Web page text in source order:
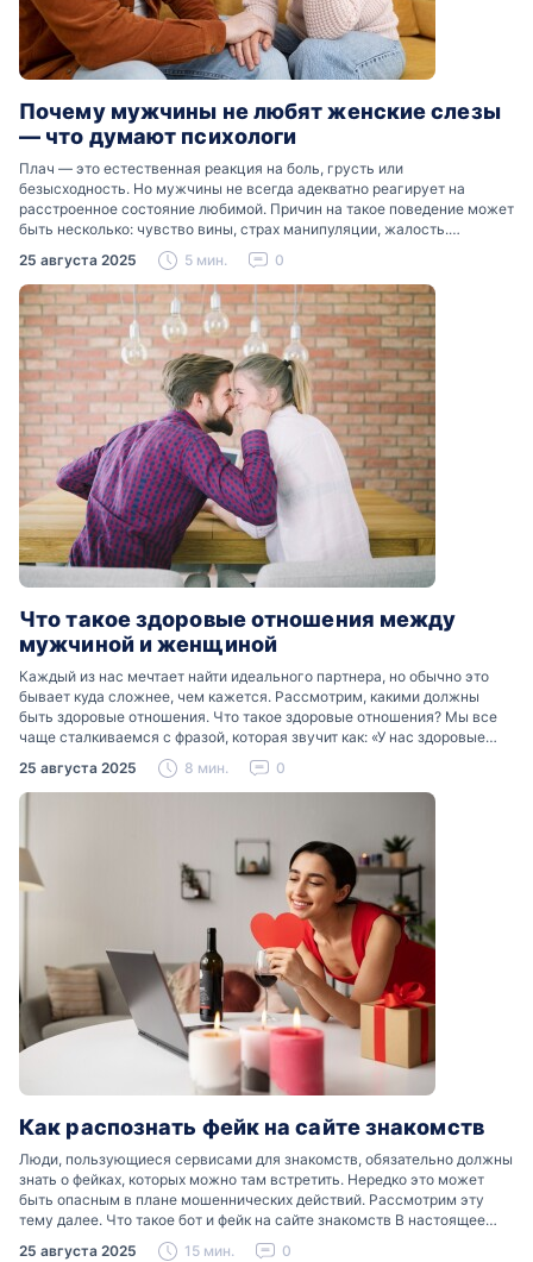
Почему мужчины не любят женские слезы
— что думают психологи
Плач — это естественная реакция на боль, грусть или
безысходность. Но мужчины не всегда адекватно реагирует на
расстроенное состояние любимой. Причин на такое поведение может
быть несколько: чувство вины, страх манипуляции, жалость.
Разобраться, почему мужчины боятся женских слез, помогут советы
психологов…
25 августа 2025 5 мин. 0
Что такое здоровые отношения между
мужчиной и женщиной
Каждый из нас мечтает найти идеального партнера, но обычно это
бывает куда сложнее, чем кажется. Рассмотрим, какими должны
быть здоровые отношения. Что такое здоровые отношения? Мы все
чаще сталкиваемся с фразой, которая звучит как: «У нас здоровые
отношения». Что именно подразумевается…
25 августа 2025 8 мин. 0
Как распознать фейк на сайте знакомств
Люди, пользующиеся сервисами для знакомств, обязательно должны
знать о фейках, которых можно там встретить. Нередко это может
быть опасным в плане мошеннических действий. Рассмотрим эту
тему далее. Что такое бот и фейк на сайте знакомств В настоящее
время можно встретить свою…
25 августа 2025 15 мин. 0